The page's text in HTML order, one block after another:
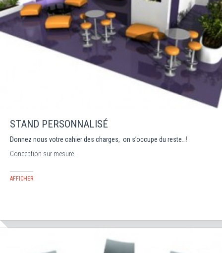
STAND PERSONNALISÉ
Donnez nous votre cahier des charges, on s’occupe du reste …!
Conception sur mesure ...
AFFICHER